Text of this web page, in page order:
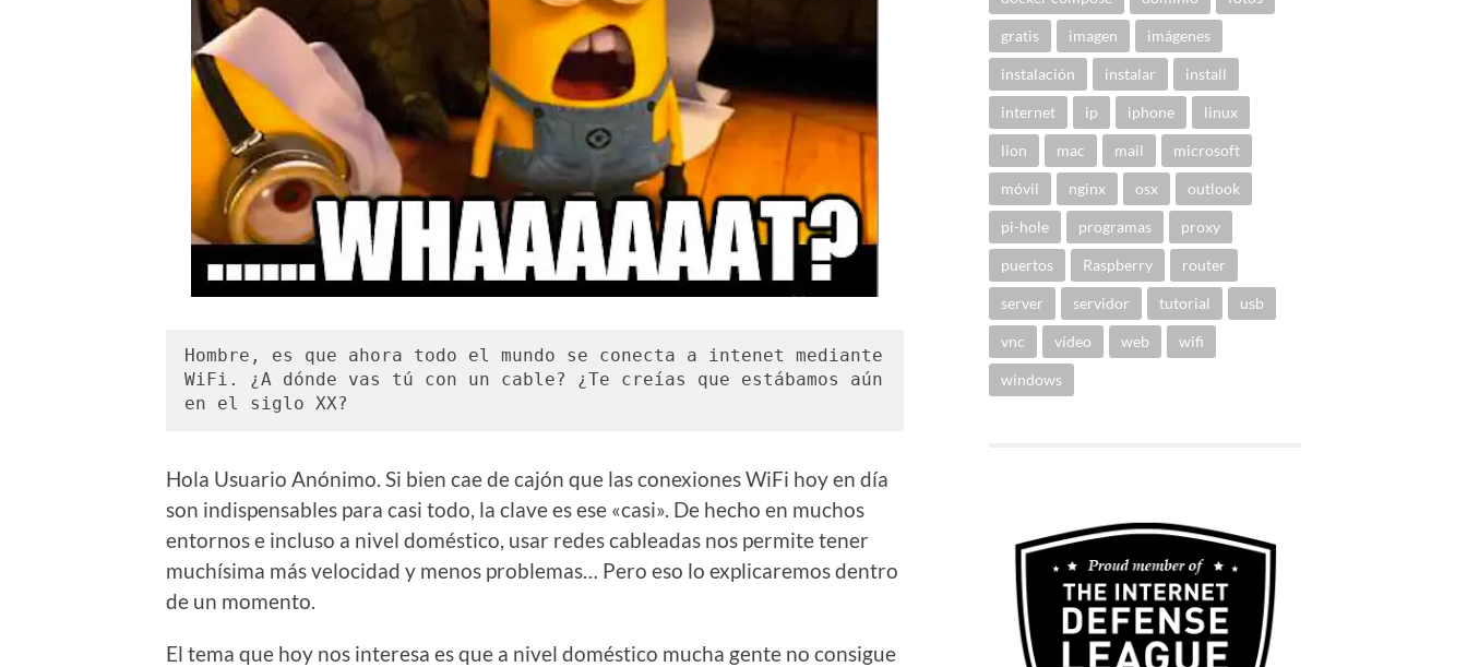
Hombre, es que ahora todo el mundo se conecta a intenet mediante
WiFi. ¿A dónde vas tú con un cable? ¿Te creías que estábamos aún
en el siglo XX?
Hola Usuario Anónimo. Si bien cae de cajón que las conexiones WiFi hoy en día
son indispensables para casi todo, la clave es ese «casi». De hecho en muchos
entornos e incluso a nivel doméstico, usar redes cableadas nos permite tener
muchísima más velocidad y menos problemas… Pero eso lo explicaremos dentro
de un momento.
El tema que hoy nos interesa es que a nivel doméstico mucha gente no consigue
gratis imagen imágenes
instalación instalar install
internet ip iphone linux
lion mac mail microsoft
móvil nginx osx outlook
pi-hole programas proxy
puertos Raspberry router
server servidor tutorial usb
vnc vídeo web wifi
windows